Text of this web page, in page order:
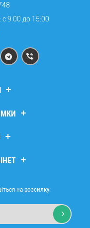
9:00 до 15:00
на розсилку: